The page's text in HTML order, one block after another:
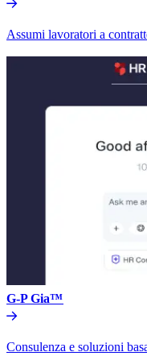
Assumi lavoratori a
G-P Gia™​​
Consulenza e soluzioni